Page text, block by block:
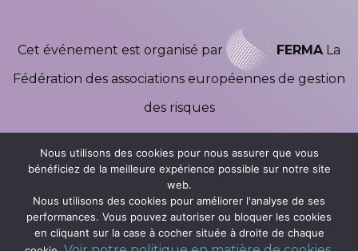
Nous utilisons des cookies pour nous assurer que vous
bénéficiez de la meilleure expérience possible sur notre site
web.
Nous utilisons des cookies pour améliorer l'analyse de ses
performances. Vous pouvez autoriser ou bloquer les cookies
en cliquant sur la case à cocher située à droite de chaque
Cet événement est organisé par FERMALa
Fédération des associations européennes de gestion
des risques
Copyright ©2026 Ferma Forum | Tous Droits Réservés |